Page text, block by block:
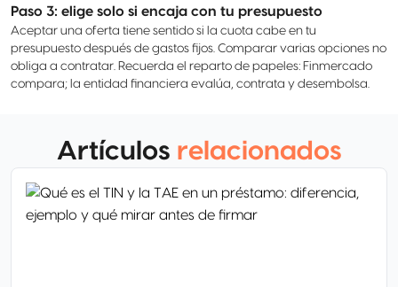
Paso 3: elige solo si encaja con tu presupuesto
Aceptar una oferta tiene sentido si la cuota cabe en tu
presupuesto después de gastos fijos. Comparar varias opciones no
obliga a contratar. Recuerda el reparto de papeles: Finmercado
compara; la entidad financiera evalúa, contrata y desembolsa.
Artículos relacionados